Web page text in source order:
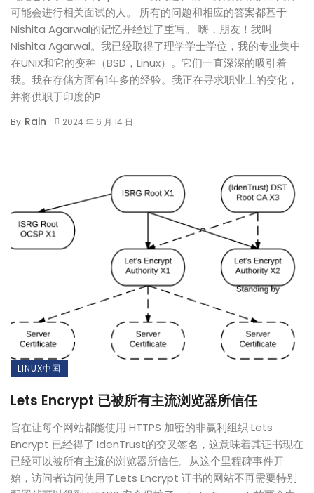
可能会进行相关面试的人。 所有的问题和相应的答案都基于
Nishita Agarwal的记忆并经过了重写。 嗨，朋友！我叫
Nishita Agarwal。我已经取得了理学学士学位，我的专业集中
在UNIX和它的变种（BSD，Linux）。它们一直深深的吸引着
我。我在存储方面有1年多的经验。我正在寻求职业上的变化，
并将供职于印度的P
By Rain 2024 年 6 月 14 日
LINUX中国
Lets Encrypt 已被所有主流浏览器所信任
旨在让每个网站都能使用 HTTPS 加密的非赢利组织 Lets
Encrypt 已经得了 IdenTrust的交叉签名，这意味着其证书现在
已经可以被所有主流的浏览器所信任。从这个里程碑事件开
始，访问者访问使用了Lets Encrypt 证书的网站不再需要特别